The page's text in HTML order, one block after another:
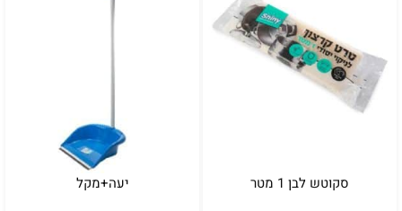
סקוטש לבן 1 מטר יעה+מקל